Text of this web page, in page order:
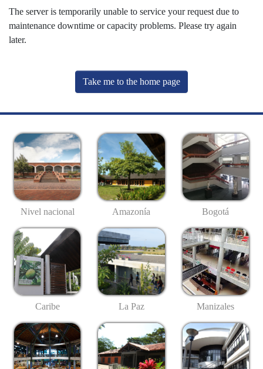
The server is temporarily unable to service your request due to
maintenance downtime or capacity problems. Please try again
later.
Take me to the home page
Nivel nacional Amazonía Bogotá
Caribe La Paz Manizales